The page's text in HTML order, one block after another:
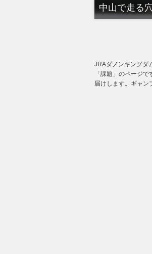
中山で走る
JRAダノンキングダ
「課題」のページで
届けします。ギャン